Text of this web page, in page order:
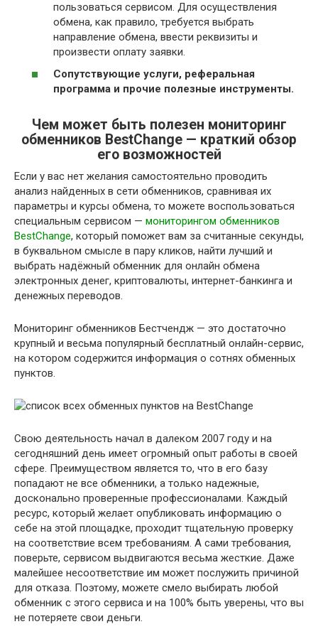
пользоваться сервисом. Для осуществления
обмена, как правило, требуется выбрать
направление обмена, ввести реквизиты и
произвести оплату заявки.
Сопутствующие услуги, реферальная
программа и прочие полезные инструменты.
Чем может быть полезен мониторинг
обменников BestChange — краткий обзор
его возможностей
Если у вас нет желания самостоятельно проводить
анализ найденных в сети обменников, сравнивая их
параметры и курсы обмена, то можете воспользоваться
специальным сервисом — мониторингом обменников
BestChange, который поможет вам за считанные секунды,
в буквальном смысле в пару кликов, найти лучший и
выбрать надёжный обменник для онлайн обмена
электронных денег, криптовалюты, интернет-банкинга и
денежных переводов.
Мониторинг обменников Бестчендж — это достаточно
крупный и весьма популярный бесплатный онлайн-сервис,
на котором содержится информация о сотнях обменных
пунктов.
Свою деятельность начал в далеком 2007 году и на
сегодняшний день имеет огромный опыт работы в своей
сфере. Преимуществом является то, что в его базу
попадают не все обменники, а только надежные,
досконально проверенные профессионалами. Каждый
ресурс, который желает опубликовать информацию о
себе на этой площадке, проходит тщательную проверку
на соответствие всем требованиям. А сами требования,
поверьте, сервисом выдвигаются весьма жесткие. Даже
малейшее несоответствие им может послужить причиной
для отказа. Поэтому, можете смело выбирать любой
обменник с этого сервиса и на 100% быть уверены, что вы
не потеряете свои деньги.